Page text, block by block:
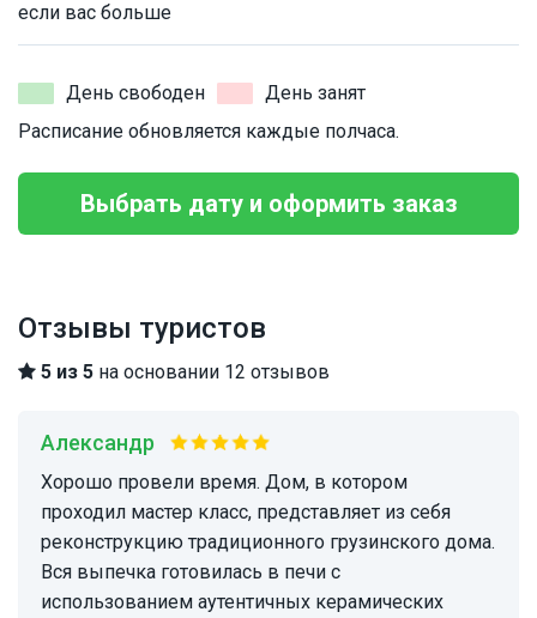
если вас больше
День свободен
День занят
Расписание обновляется каждые полчаса.
Выбрать дату и оформить заказ
Отзывы туристов
5 из 5 на основании 12 отзывов
Александр
Хорошо провели время. Дом, в котором
проходил мастер класс, представляет из себя
реконструкцию традиционного грузинского дома.
Вся выпечка готовилась в печи с
использованием аутентичных керамических